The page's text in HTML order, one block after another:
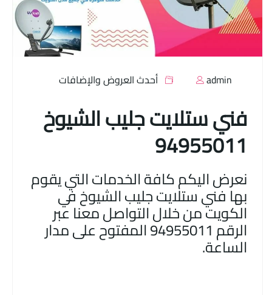
admin أحدث العروض والإضافات
فني ستلايت جليب الشيوخ
94955011
نعرض اليكم كافة الخدمات التي يقوم
بها فني ستلايت جليب الشيوخ في
الكويت من خلال التواصل معنا عبر
الرقم 94955011 المفتوح على مدار
الساعة.